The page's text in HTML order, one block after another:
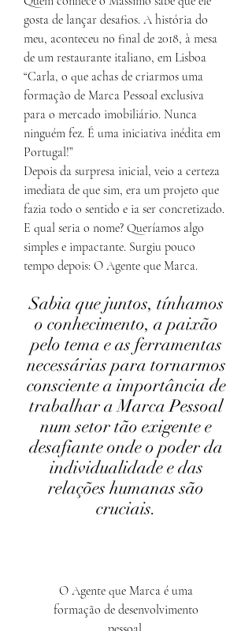
gosta de lançar desafios. A história do
meu, aconteceu no final de 2018, à mesa
de um restaurante italiano, em Lisboa
“Carla, o que achas de criarmos uma
formação de Marca Pessoal exclusiva
para o mercado imobiliário. Nunca
ninguém fez. É uma iniciativa inédita em
Portugal!”
Depois da surpresa inicial, veio a certeza
imediata de que sim, era um projeto que
fazia todo o sentido e ia ser concretizado.
E qual seria o nome? Queríamos algo
simples e impactante. Surgiu pouco
tempo depois: O Agente que Marca.
Sabia que juntos, tínhamos
o conhecimento, a paixão
pelo tema e as ferramentas
necessárias para tornarmos
consciente a importância de
trabalhar a Marca Pessoal
num setor tão exigente e
desafiante onde o poder da
individualidade e das
relações humanas são
cruciais.
O Agente que Marca é uma
formação de desenvolvimento